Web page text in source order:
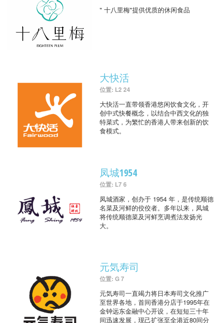
" 十八里梅"提供优质的休闲食品
大快活
位置: L2 24
大快活一直带领香港悠闲饮食文化，开
创中式快餐概念，以结合中西文化的独
特菜式，为繁忙的香港人带来创新的饮
食模式。
凤城1954
位置: L7 6
凤城酒家，创办于 1954 年，是传统顺德
名菜及河鲜的佼佼者。多年以来，凤城
将传统顺德菜及河鲜烹调煮法发扬光
大。
元気寿司
位置: G 7
元気寿司一直竭力将日本寿司文化推广
至世界各地，首间香港分店于1995年在
金钟远东金融中心开设，在短短三十年
间迅速发展，现己扩张至全港近80间分